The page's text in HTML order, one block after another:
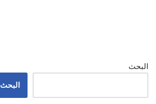
البحث
البحث